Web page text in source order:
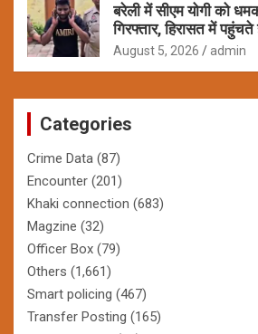
बरेली में सीएम योगी को
गिरफ्तार, हिरासत में
August 5, 2026 admin
Categories
Crime Data (87)
Encounter (201)
Khaki connection (683)
Magzine (32)
Officer Box (79)
Others (1,661)
Smart policing (467)
Transfer Posting (165)